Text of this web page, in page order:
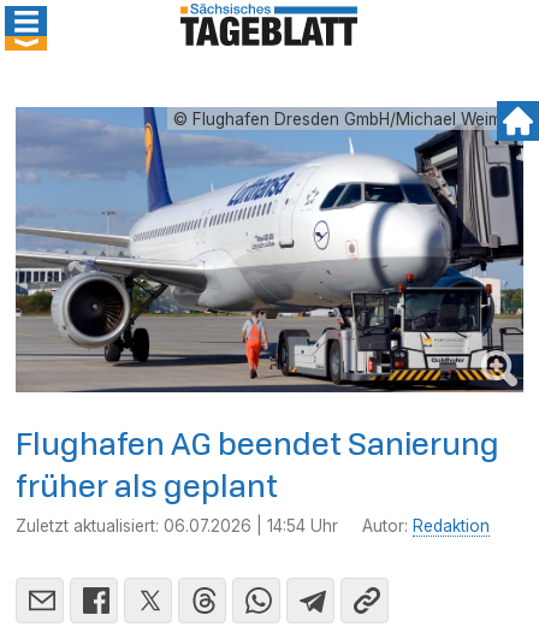
© Flughafen Dresden GmbH/Michael Weimer
Flughafen AG beendet Sanierung
früher als geplant
Zuletzt aktualisiert:06.07.2026 | 14:54 Uhr Autor: Redaktion